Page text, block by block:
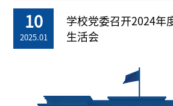
10
2025.01
学校党委召开2024年
生活会